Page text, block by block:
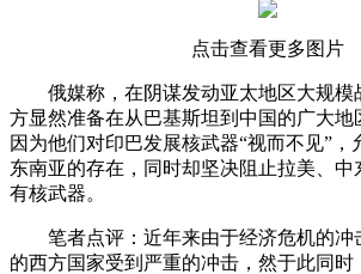
点击查看更多图片
俄媒称，在阴谋发动亚太地区大规模
方显然准备在从巴基斯坦到中国的广大地
因为他们对印巴发展核武器“视而不见”，
东南亚的存在，同时却坚决阻止拉美、中
有核武器。
笔者点评：近年来由于经济危机的冲
的西方国家受到严重的冲击，然于此同